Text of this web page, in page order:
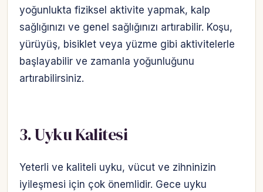
yoğunlukta fiziksel aktivite yapmak, kalp
sağlığınızı ve genel sağlığınızı artırabilir. Koşu,
yürüyüş, bisiklet veya yüzme gibi aktivitelerle
başlayabilir ve zamanla yoğunluğunu
artırabilirsiniz.
3. Uyku Kalitesi
Yeterli ve kaliteli uyku, vücut ve zihninizin
iyileşmesi için çok önemlidir. Gece uyku